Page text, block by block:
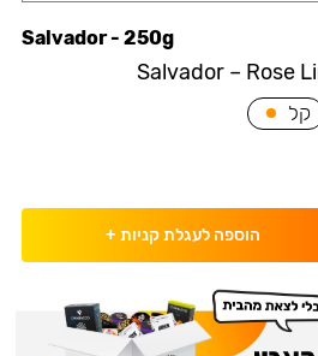
Salvador – Rose
Salvador - 250g
קל
הוספה לעגלת קניות +